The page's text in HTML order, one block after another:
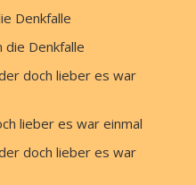
Denkfalle
die Denkfalle
doch lieber es war
lieber es war einmal
doch lieber es war